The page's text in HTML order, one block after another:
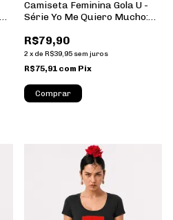
Camiseta Feminina Gola U -
Série Yo Me Quiero Mucho:
R$79,90
2 x de R$39,95 sem juros
R$75,91 com Pix
Comprar